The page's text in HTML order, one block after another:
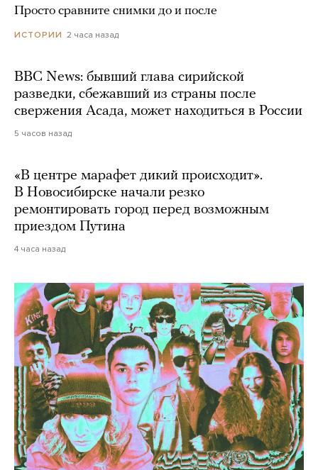
Просто сравните снимки до и после
ИСТОРИИ 2 часа назад
BBC News: бывший глава сирийской
разведки, сбежавший из страны после
свержения Асада, может находиться в России
5 часов назад
«В центре марафет дикий происходит».
В Новосибирске начали резко
ремонтировать город перед возможным
приездом Путина
4 часа назад